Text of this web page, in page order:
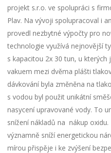
projekt s.r.o. ve spolupráci s
Plav. Na vývoji spolupracoval i
provedl nezbytné výpočty pro
technologie využívá nejnovější
s kapacitou 2x 30 tun, u
vakuem mezi dvěma plášti
dávkování byla změněna na
s vodou byl použit unikátní
nasycení upravované vody. To
snížení nákladů na nákup
významně sníží energetickou
mírou přispěje i ke zvýšení